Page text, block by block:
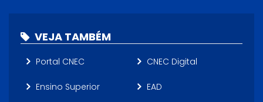
VEJA TAMBÉM
Portal CNEC CNEC Digital
Ensino Superior EAD